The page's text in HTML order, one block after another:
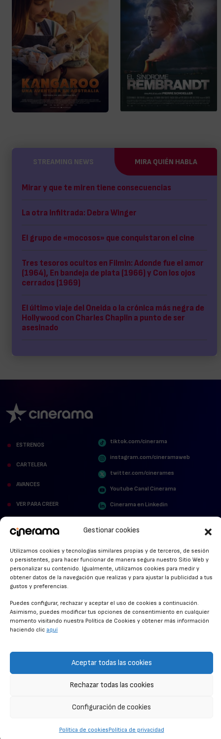
Gestionar cookies
Utilizamos cookies y tecnologías similares propias y de terceros, de sesión
o persistentes, para hacer funcionar de manera segura nuestro Sitio Web y
personalizar su contenido. Igualmente, utilizamos cookies para medir y
obtener datos de la navegación que realizas y para ajustar la publicidad a tus
gustos y preferencias.
Puedes configurar, rechazar y aceptar el uso de cookies a continuación.
Asimismo, puedes modificar tus opciones de consentimiento en cualquier
momento visitando nuestra Política de Cookies y obtener más información
haciendo clic aquí
Aceptar todas las cookies
Rechazar todas las cookies
Configuración de cookies
Política de cookiesPolítica de privacidad
STREAMING NEWS MIRA QUIÉN HABLA
Mirar y que te miren tiene consecuencias
La otra Infiltrada: Debra Winger
El grupo de «mocosos» que conquistaron el cine
Tres tesoros ocultos en Filmin: Adonde fue el amor
(1964), En bandeja de plata (1966) y Con los ojos
cerrados (1969)
El último viaje del Oneida o la crónica más negra de
Hollywood con Charles Chaplin a punto de ser
asesinado
ESTRENOS
CARTELERA
AVANCES
VER PARA CREER
ALFOMBRA ROJA
tiktok.com/cinerama
instagram.com/cineramaweb
twitter.com/cinerames
Youtube Canal Cinerama
Cinerama en Linkedin
CONDICIONES GENERALES
POLÍTICA DE PRIVACIDAD
CONTACTO
© CINERAMA 2026